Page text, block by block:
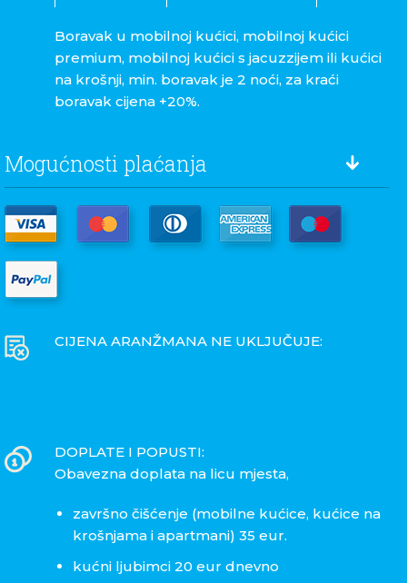
KUĆICE U
KROŠNJAMA
1 noćenje s
doručkom
(min.2 noći)
302 eur
Boravak u mobilnoj kućici, mobilnoj kućici
premium, mobilnoj kućici s jacuzzijem ili kućici
na krošnji, min. boravak je 2 noći, za kraći
boravak cijena +20%.
Mogućnosti plaćanja
CIJENA ARANŽMANA NE UKLJUČUJE:
DOPLATE I POPUSTI:
Obavezna doplata na licu mjesta,
završno čišćenje (mobilne kućice, kućice na
krošnjama i apartmani) 35 eur.
kućni ljubimci 20 eur dnevno